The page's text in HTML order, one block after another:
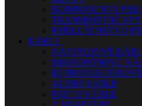
KOMPONENTY
TRANSPORTNÉ
PRÍSLUŠENSTVO
KÁBLE
NÁSTROJOVÉ
MIKROFÓNOVÉ
AUDIO KÁBLE
PATCH KÁBLE